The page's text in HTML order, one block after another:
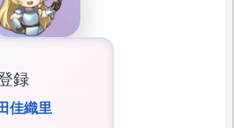
録
佳織里